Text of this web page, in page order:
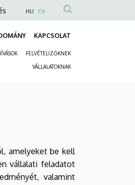
HU EN
KAPCSOLAT
FELVÉTELIZŐKNEK
VÁLLALATOKNAK
amelyeket be kell
vállalati feladatot
valamint